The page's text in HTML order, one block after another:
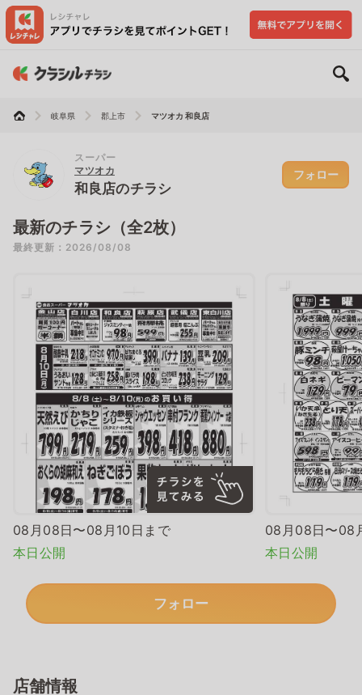
岐阜県 郡上市 マツオカ 和良店
スーパー
マツオカ
和良店のチラシ
フォロー
最新のチラシ（全2枚）
最終更新：2026/08/08
08月08日〜08月10日まで
本日公開
08月08日〜08
本日公開
フォロー
店舗情報